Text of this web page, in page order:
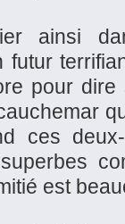
ainsi
futur
pour
ces
est